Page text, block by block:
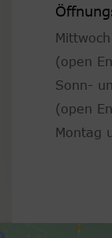
(open
Sonn-
(open
Montag